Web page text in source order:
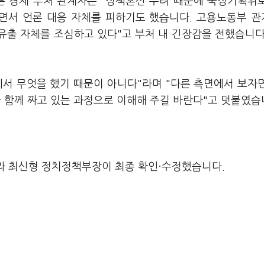
서 언론 대응 자체를 피하기도 했습니다. 고용노동부 관
자체를 조심하고 있다"고 부처 내 긴장감을 전했습니
무엇을 했기 때문이 아니다"라며 "다른 측면에서 보자
께 짜고 있는 과정으로 이해해 주길 바란다"고 덧붙였습
신형 정치정책부장이 최종 확인·수정했습니다.